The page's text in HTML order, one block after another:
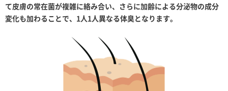
て皮膚の常在菌が複雑に絡み合い、さらに加齢による分泌物の成分
変化も加わることで、1人1人異なる体臭となります。